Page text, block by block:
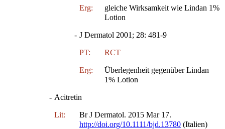
Erg:
gleiche Wirksamkeit wie Lindan 1%
Lotion
- J Dermatol 2001; 28: 481-9
PT: RCT
Erg:
Überlegenheit gegenüber Lindan
1% Lotion
- Acitretin
Lit:
Br J Dermatol. 2015 Mar 17.
http://doi.org/10.1111/bjd.13780 (Italien)